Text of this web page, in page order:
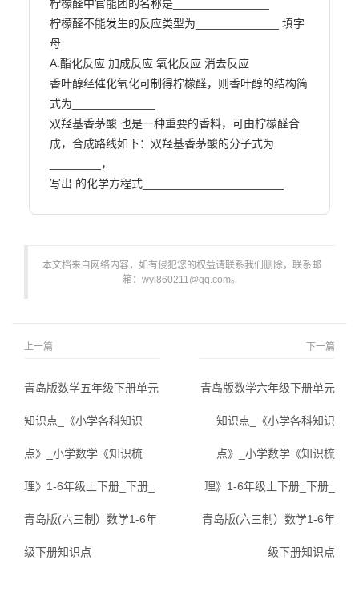
柠檬醛中官能团的名称是_______________
柠檬醛不能发生的反应类型为_____________ 填字
母
A.酯化反应 加成反应 氧化反应 消去反应
香叶醇经催化氧化可制得柠檬醛，则香叶醇的结构简
式为_____________
双羟基香茅酸 也是一种重要的香料，可由柠檬醛合
成，合成路线如下：双羟基香茅酸的分子式为
________，
本文档来自网络内容，如有侵犯您的权益请联系我们删除，联系邮
箱：wyl860211@qq.com。
上一篇
青岛版数学五年级下册单元
知识点_《小学各科知识
点》_小学数学《知识梳
理》1-6年级上下册_下册_
青岛版(六三制）数学1-6年
级下册知识点
下一篇
青岛版数学六年级下册单元
知识点_《小学各科知识
点》_小学数学《知识梳
理》1-6年级上下册_下册_
青岛版(六三制）数学1-6年
级下册知识点